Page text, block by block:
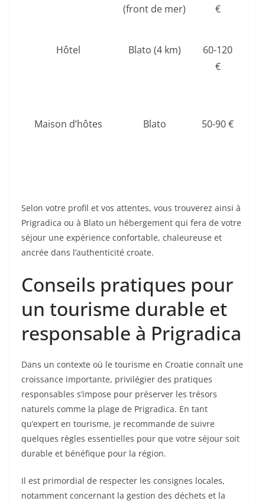
(front de mer) €
Hôtel
Blato (4 km)
60-120
€
Maison d’hôtes
Blato 50-90 €
Selon votre profil et vos attentes, vous trouverez ainsi à
Prigradica ou à Blato un hébergement qui fera de votre
séjour une expérience confortable, chaleureuse et
ancrée dans l’authenticité croate.
Conseils pratiques pour
un tourisme durable et
responsable à Prigradica
Dans un contexte où le tourisme en Croatie connaît une
croissance importante, privilégier des pratiques
responsables s’impose pour préserver les trésors
naturels comme la plage de Prigradica. En tant
qu’expert en tourisme, je recommande de suivre
quelques règles essentielles pour que votre séjour soit
durable et bénéfique pour la région.
Il est primordial de respecter les consignes locales,
notamment concernant la gestion des déchets et la